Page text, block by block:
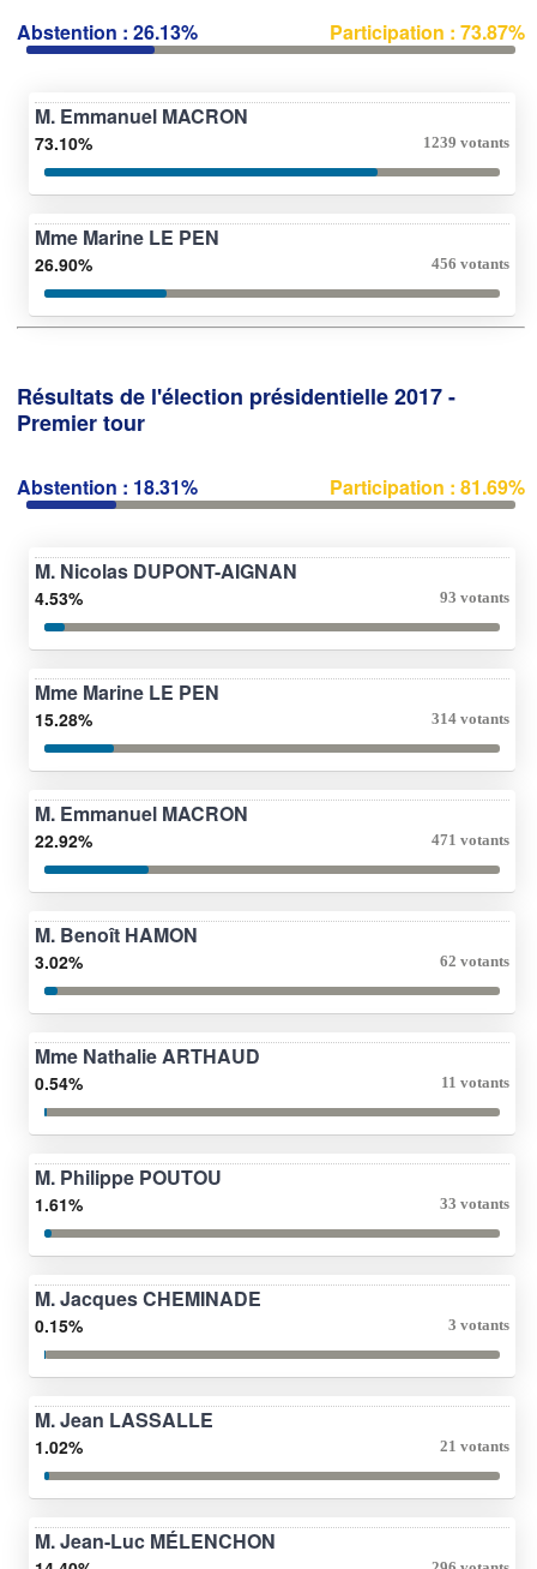
Abstention : 26.13% Participation : 73.87%
M. Emmanuel MACRON
73.10% 1239 votants
Mme Marine LE PEN
26.90% 456 votants
Résultats de l'élection présidentielle 2017 -
Premier tour
Abstention : 18.31% Participation : 81.69%
M. Nicolas DUPONT-AIGNAN
4.53% 93 votants
Mme Marine LE PEN
15.28% 314 votants
M. Emmanuel MACRON
22.92% 471 votants
M. Benoît HAMON
3.02% 62 votants
Mme Nathalie ARTHAUD
0.54% 11 votants
M. Philippe POUTOU
1.61% 33 votants
M. Jacques CHEMINADE
0.15% 3 votants
M. Jean LASSALLE
1.02% 21 votants
M. Jean-Luc MÉLENCHON